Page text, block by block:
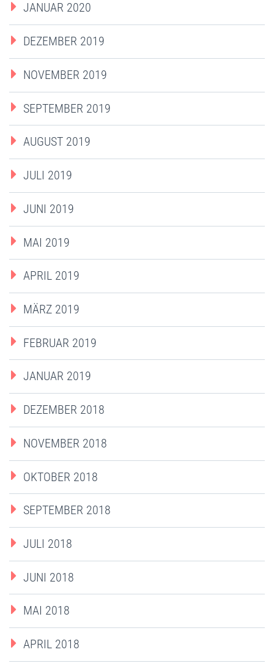
JANUAR 2020
DEZEMBER 2019
NOVEMBER 2019
SEPTEMBER 2019
AUGUST 2019
JULI 2019
JUNI 2019
MAI 2019
APRIL 2019
MÄRZ 2019
FEBRUAR 2019
JANUAR 2019
DEZEMBER 2018
NOVEMBER 2018
OKTOBER 2018
SEPTEMBER 2018
JULI 2018
JUNI 2018
MAI 2018
APRIL 2018